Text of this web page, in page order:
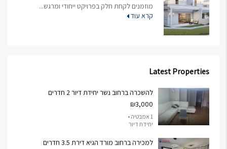
מוזמנים לקחת חלק בפרויקט ייחודי ומרגש...
קרא עוד
Latest Properties
להשכרה ברחוב נשר יחידת דיור 2 חדרים
₪3,000
1 אמבטיה •
יחידת דיור
למכירה ברחוב מורד הגיא דירת 3.5 חדרים